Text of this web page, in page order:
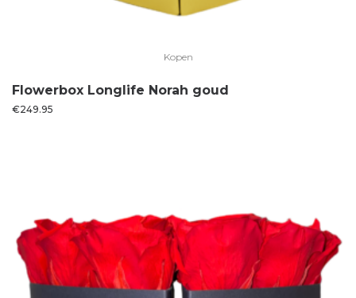
Kopen
Flowerbox Longlife Norah goud
€249.95